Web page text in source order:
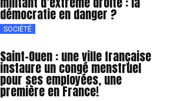
démocratie en danger ?
SOCIÉTÉ
Saint-Ouen : une ville française
instaure un congé menstruel
pour ses employées, une
première en France!